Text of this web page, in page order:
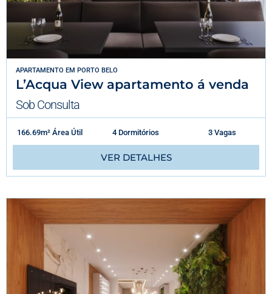
APARTAMENTO EM PORTO BELO
L’Acqua View apartamento á venda
Sob Consulta
166.69m² Área Útil 4 Dormitórios 3 Vagas
VER DETALHES